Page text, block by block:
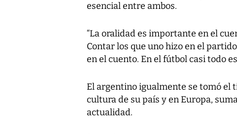
esencial entre ambos.
“La oralidad es importante en el
Contar los que uno hizo en el
en el cuento. En el fútbol casi todo
El argentino igualmente se tomó el
cultura de su país y en Europa,
actualidad.